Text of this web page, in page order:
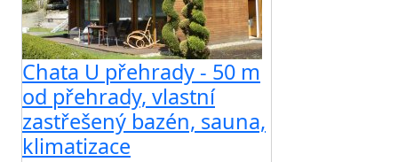
Chata U přehrady - 50 m
od přehrady, vlastní
zastřešený bazén, sauna,
klimatizace